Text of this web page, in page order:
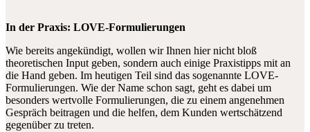
In der Praxis: LOVE-Formulierungen
Wie bereits angekündigt, wollen wir Ihnen hier nicht bloß
theoretischen Input geben, sondern auch einige Praxistipps mit an
die Hand geben. Im heutigen Teil sind das sogenannte LOVE-
Formulierungen. Wie der Name schon sagt, geht es dabei um
besonders wertvolle Formulierungen, die zu einem angenehmen
Gespräch beitragen und die helfen, dem Kunden wertschätzend
gegenüber zu treten.